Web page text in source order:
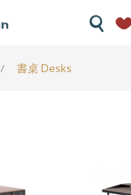
書桌 Desks